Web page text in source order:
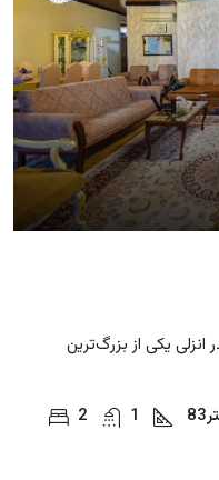
بندر انزلی یکی از بزرگ‌ترین
2
1 83